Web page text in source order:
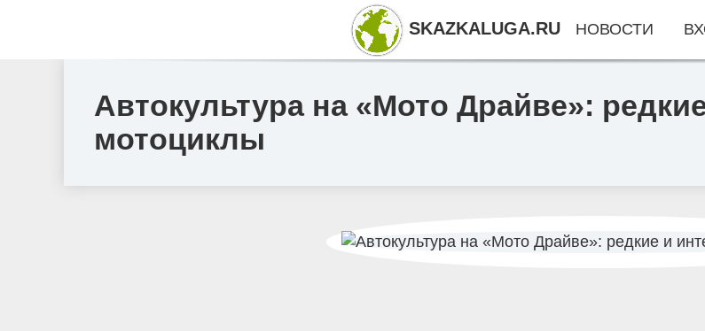
Автокультура на «Мото Драйве»:
мотоциклы
SKAZKALUGA.RU НОВОСТИ